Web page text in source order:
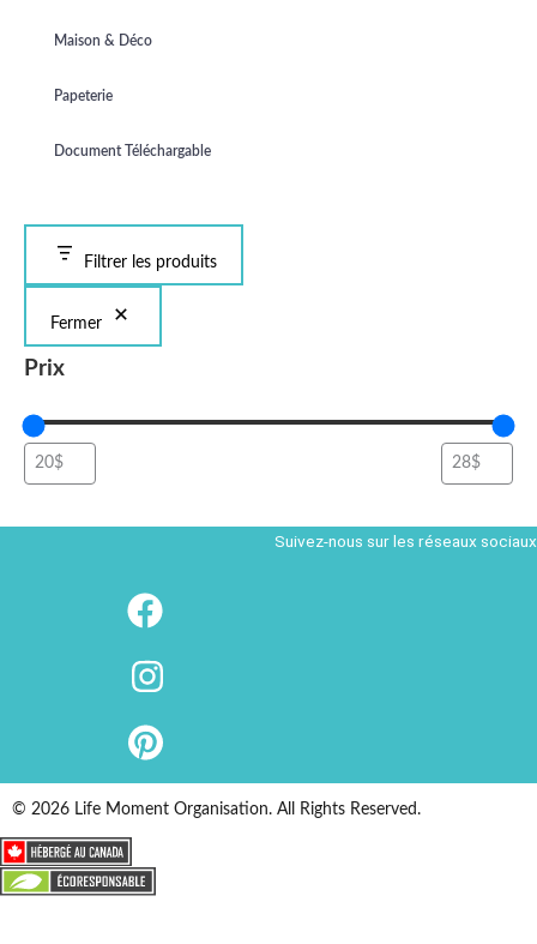
Maison & Déco
Papeterie
Document Téléchargable
Filtrer les produits
Fermer
Prix
Suivez-nous sur les réseaux sociaux
© 2026 Life Moment Organisation. All Rights Reserved.